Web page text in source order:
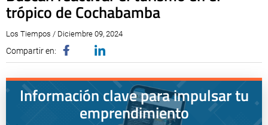
trópico de Cochabamba
Los Tiempos / Diciembre 09, 2024
Compartir en:
Información clave para impulsar tu
emprendimiento